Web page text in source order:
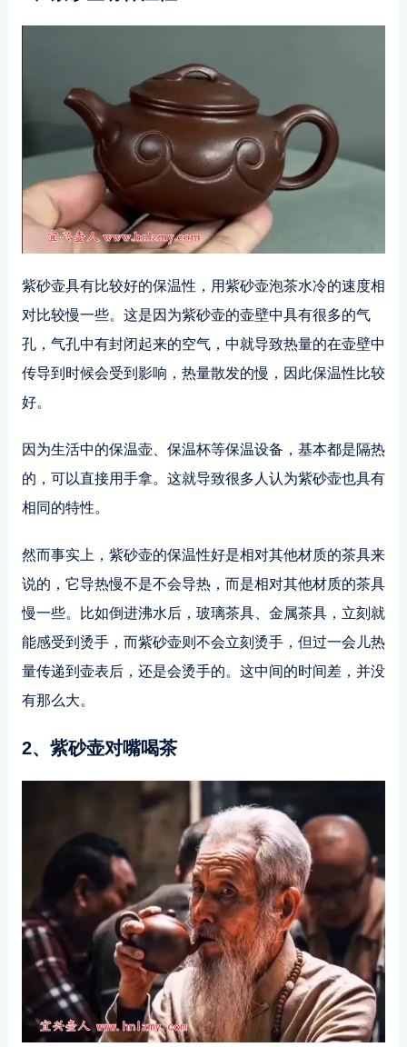
紫砂壶具有比较好的保温性，用紫砂壶泡茶水冷的速度相
对比较慢一些。这是因为紫砂壶的壶壁中具有很多的气
孔，气孔中有封闭起来的空气，中就导致热量的在壶壁中
传导到时候会受到影响，热量散发的慢，因此保温性比较
好。
因为生活中的保温壶、保温杯等保温设备，基本都是隔热
的，可以直接用手拿。这就导致很多人认为紫砂壶也具有
相同的特性。
然而事实上，紫砂壶的保温性好是相对其他材质的茶具来
说的，它导热慢不是不会导热，而是相对其他材质的茶具
慢一些。比如倒进沸水后，玻璃茶具、金属茶具，立刻就
能感受到烫手，而紫砂壶则不会立刻烫手，但过一会儿热
量传递到壶表后，还是会烫手的。这中间的时间差，并没
有那么大。
2、紫砂壶对嘴喝茶